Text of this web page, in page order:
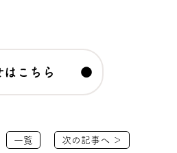
はこちら ●
一覧 次の記事へ ＞